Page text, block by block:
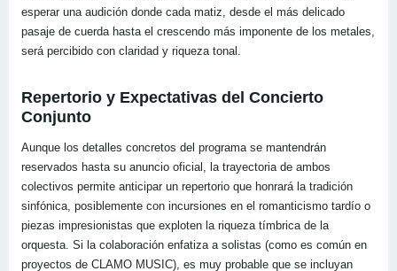
esperar una audición donde cada matiz, desde el más delicado
pasaje de cuerda hasta el crescendo más imponente de los metales,
será percibido con claridad y riqueza tonal.
Repertorio y Expectativas del Concierto
Conjunto
Aunque los detalles concretos del programa se mantendrán
reservados hasta su anuncio oficial, la trayectoria de ambos
colectivos permite anticipar un repertorio que honrará la tradición
sinfónica, posiblemente con incursiones en el romanticismo tardío o
piezas impresionistas que exploten la riqueza tímbrica de la
orquesta. Si la colaboración enfatiza a solistas (como es común en
proyectos de CLAMO MUSIC), es muy probable que se incluyan